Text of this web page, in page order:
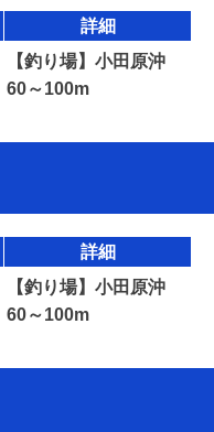
詳細
【釣り場】小田原沖
60～100m
詳細
【釣り場】小田原沖
60～100m